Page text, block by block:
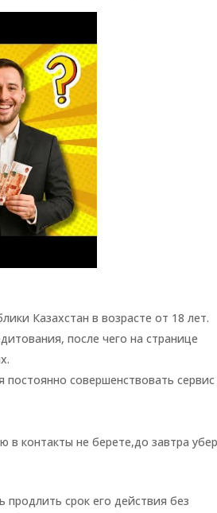
Казахстан в возрасте от 18 лет.
после чего на странице
совершенствовать сервис
контакты не берете,до завтра
продлить срок его действия без